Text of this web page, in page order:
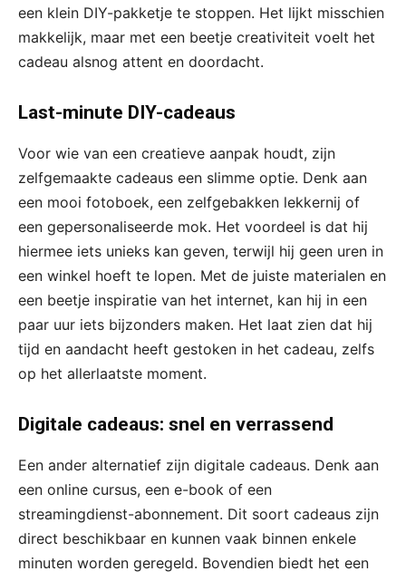
een klein DIY-pakketje te stoppen. Het lijkt misschien
makkelijk, maar met een beetje creativiteit voelt het
cadeau alsnog attent en doordacht.
Last-minute DIY-cadeaus
Voor wie van een creatieve aanpak houdt, zijn
zelfgemaakte cadeaus een slimme optie. Denk aan
een mooi fotoboek, een zelfgebakken lekkernij of
een gepersonaliseerde mok. Het voordeel is dat hij
hiermee iets unieks kan geven, terwijl hij geen uren in
een winkel hoeft te lopen. Met de juiste materialen en
een beetje inspiratie van het internet, kan hij in een
paar uur iets bijzonders maken. Het laat zien dat hij
tijd en aandacht heeft gestoken in het cadeau, zelfs
op het allerlaatste moment.
Digitale cadeaus: snel en verrassend
Een ander alternatief zijn digitale cadeaus. Denk aan
een online cursus, een e-book of een
streamingdienst-abonnement. Dit soort cadeaus zijn
direct beschikbaar en kunnen vaak binnen enkele
minuten worden geregeld. Bovendien biedt het een